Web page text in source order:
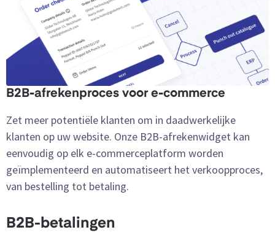
B2B-afrekenproces voor e-commerce
Zet meer potentiële klanten om in daadwerkelijke
klanten op uw website. Onze B2B-afrekenwidget kan
eenvoudig op elk e-commerceplatform worden
geïmplementeerd en automatiseert het verkoopproces,
van bestelling tot betaling.
B2B-betalingen